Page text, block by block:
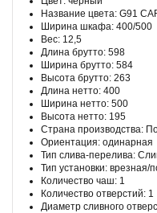
Название цвета: G91
Ширина шкафа: 400/500
Вес: 12,5
Длина брутто: 598
Ширина брутто: 584
Высота брутто: 263
Длина нетто: 400
Ширина нетто: 500
Высота нетто: 195
Страна производства:
Ориентация: одинарная
Тип слива-перелива:
Тип установки: врезная/
Количество чаш: 1
Количество отверстий: 1
Диаметр сливного